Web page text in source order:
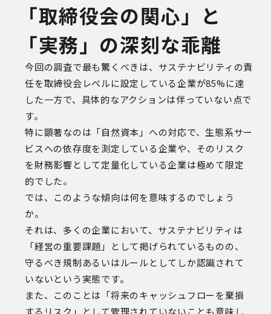
「取締役会の関心」と
「実務」の深刻な乖離
今回の調査で最も驚くべきは、サステナビリティの責
任を取締役会レベルに設定している企業が85%に達
した一方で、具体的なアクションは伴っていない点で
す。
特に顕著なのは「自然資本」への対応で、生態系サー
ビスへの依存度を測定している企業や、そのリスク
を財務影響として定量化している企業は極めて限定
的でした。
では、このような傾向は何を意味するのでしょう
か。
それは、多くの企業において、サステナビリティは
「経営の重要課題」として掲げられているものの、
守るべき規制あるいはルールとしてしか認識されて
いないという実態です。
また、このことは「将来のキャッシュフローを棄損